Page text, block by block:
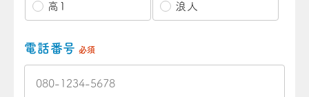
高1 浪人
電話番号 必須